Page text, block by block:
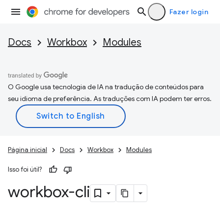
Fazer login
Docs Workbox Modules
O Google usa tecnologia de IA na tradução de conteúdos para
seu idioma de preferência. As traduções com IA podem ter erros.
Página inicial Docs Workbox Modules
Isso foi útil?
workbox-cli